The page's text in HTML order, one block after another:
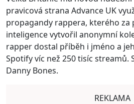
pravicová strana Advance UK
propagandy rappera, kterého za
inteligence vytvořil anonymní
rapper dostal příběh i jméno a
Spotify víc než 250 tisíc streamů.
Danny Bones.
REKLAMA